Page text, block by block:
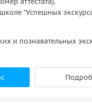
"Успешных
и познавательных